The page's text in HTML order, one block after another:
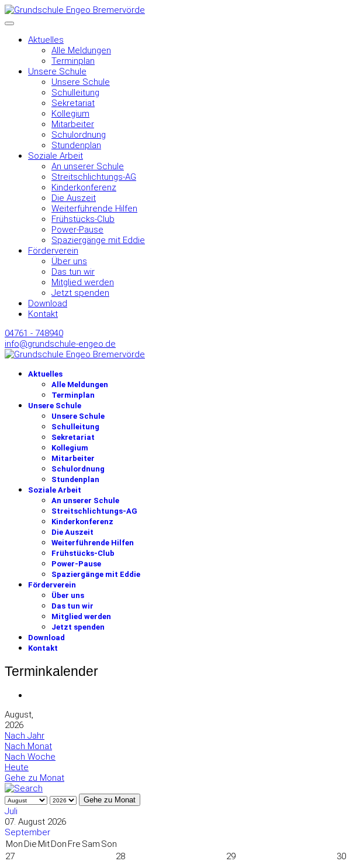
Aktuelles
Alle Meldungen
Terminplan
Unsere Schule
Unsere Schule
Schulleitung
Sekretariat
Kollegium
Mitarbeiter
Schulordnung
Stundenplan
Soziale Arbeit
An unserer Schule
Streitschlichtungs-AG
Kinderkonferenz
Die Auszeit
Weiterführende Hilfen
Frühstücks-Club
Power-Pause
Spaziergänge mit Eddie
Förderverein
Über uns
Das tun wir
Mitglied werden
Jetzt spenden
Download
Kontakt
04761 - 748940
info@grundschule-engeo.de
Aktuelles
Alle Meldungen
Terminplan
Unsere Schule
Unsere Schule
Schulleitung
Sekretariat
Kollegium
Mitarbeiter
Schulordnung
Stundenplan
Soziale Arbeit
An unserer Schule
Streitschlichtungs-AG
Kinderkonferenz
Die Auszeit
Weiterführende Hilfen
Frühstücks-Club
Power-Pause
Spaziergänge mit Eddie
Förderverein
Über uns
Das tun wir
Mitglied werden
Jetzt spenden
Download
Kontakt
Terminkalender
August,
2026
Nach Jahr
Nach Monat
Nach Woche
Heute
Gehe zu Monat
Gehe zu Monat
Juli
07. August 2026
September
Mon Die Mit Don Fre Sam Son
27
28 29 30